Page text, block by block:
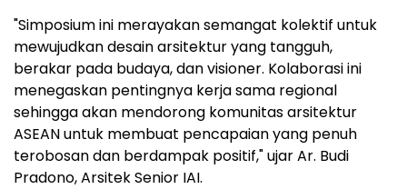
"Simposium ini merayakan semangat kolektif untuk
mewujudkan desain arsitektur yang tangguh,
berakar pada budaya, dan visioner. Kolaborasi ini
menegaskan pentingnya kerja sama regional
sehingga akan mendorong komunitas arsitektur
ASEAN untuk membuat pencapaian yang penuh
terobosan dan berdampak positif," ujar Ar. Budi
Pradono, Arsitek Senior IAI.